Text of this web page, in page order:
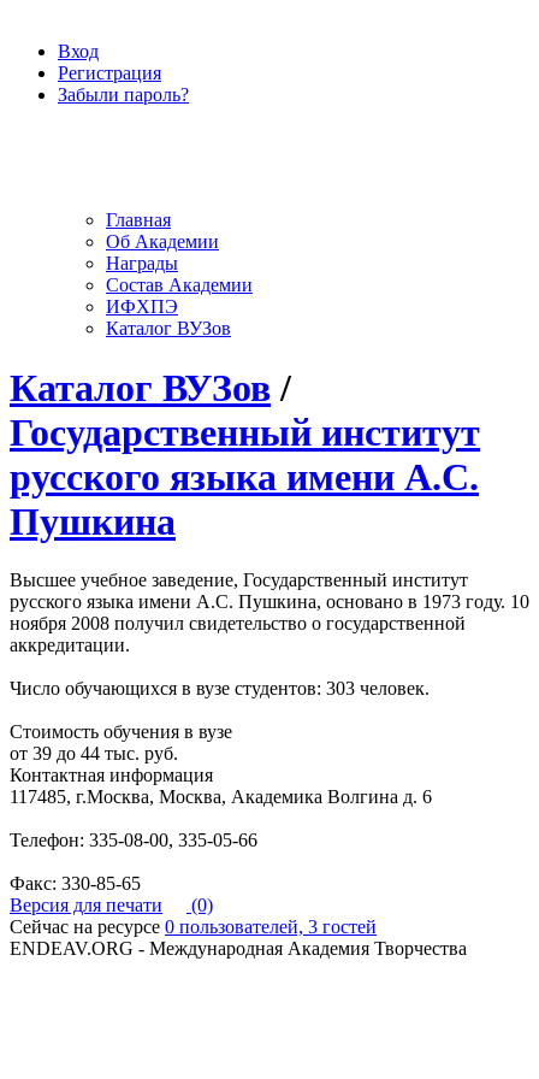
Вход
Регистрация
Забыли пароль?
Главная
Об Академии
Награды
Состав Академии
ИФХПЭ
Каталог ВУЗов
Каталог ВУЗов /
Государственный институт
русского языка имени А.С.
Пушкина
Высшее учебное заведение, Государственный институт
русского языка имени А.С. Пушкина, основано в 1973 году. 10
ноября 2008 получил свидетельство о государственной
аккредитации.
Число обучающихся в вузе студентов: 303 человек.
Стоимость обучения в вузе
от 39 до 44 тыс. руб.
Контактная информация
117485, г.Москва, Москва, Академика Волгина д. 6
Телефон: 335-08-00, 335-05-66
Факс: 330-85-65
Версия для печати
(0)
Сейчас на ресурсе 0 пользователей, 3 гостей
ENDEAV.ORG - Международная Академия Творчества